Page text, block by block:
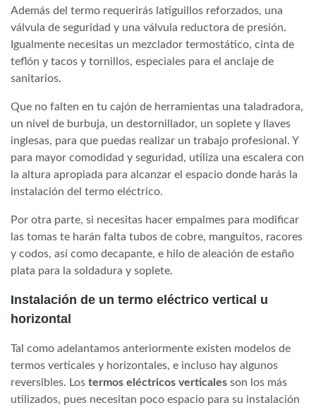
Además del termo requerirás latiguillos reforzados, una
válvula de seguridad y una válvula reductora de presión.
Igualmente necesitas un mezclador termostático, cinta de
teflón y tacos y tornillos, especiales para el anclaje de
sanitarios.
Que no falten en tu cajón de herramientas una taladradora,
un nivel de burbuja, un destornillador, un soplete y llaves
inglesas, para que puedas realizar un trabajo profesional. Y
para mayor comodidad y seguridad, utiliza una escalera con
la altura apropiada para alcanzar el espacio donde harás la
instalación del termo eléctrico.
Por otra parte, si necesitas hacer empalmes para modificar
las tomas te harán falta tubos de cobre, manguitos, racores
y codos, así como decapante, e hilo de aleación de estaño
plata para la soldadura y soplete.
Instalación de un termo eléctrico vertical u
horizontal
Tal como adelantamos anteriormente existen modelos de
termos verticales y horizontales, e incluso hay algunos
reversibles. Los termos eléctricos verticales son los más
utilizados, pues necesitan poco espacio para su instalación